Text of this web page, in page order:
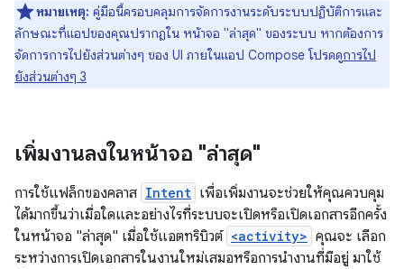
หมายเหตุ: คู่มือนี้ครอบคลุมการจัดการงานระดับระบบปฏิบัติการและ
ลักษณะที่แอปของคุณปรากฏใน หน้าจอ "ล่าสุด" ของระบบ หากต้องการ
จัดการการไปยังส่วนต่างๆ ของ UI ภายในแอป Compose โปรดดูการไป
ยังส่วนต่างๆ 3
เพิ่มงานลงในหน้าจอ "ล่าสุด"
การใช้แฟล็กของคลาส Intent เพื่อเพิ่มงานจะช่วยให้คุณควบคุม
ได้มากขึ้นว่าเมื่อใดและอย่างไรที่ระบบจะเปิดหรือเปิดเอกสารอีกครั้ง
ในหน้าจอ "ล่าสุด" เมื่อใช้แอตทริบิวต์ <activity> คุณจะ เลือก
ระหว่างการเปิดเอกสารในงานใหม่เสมอหรือการนำงานที่มีอยู่ มาใช้